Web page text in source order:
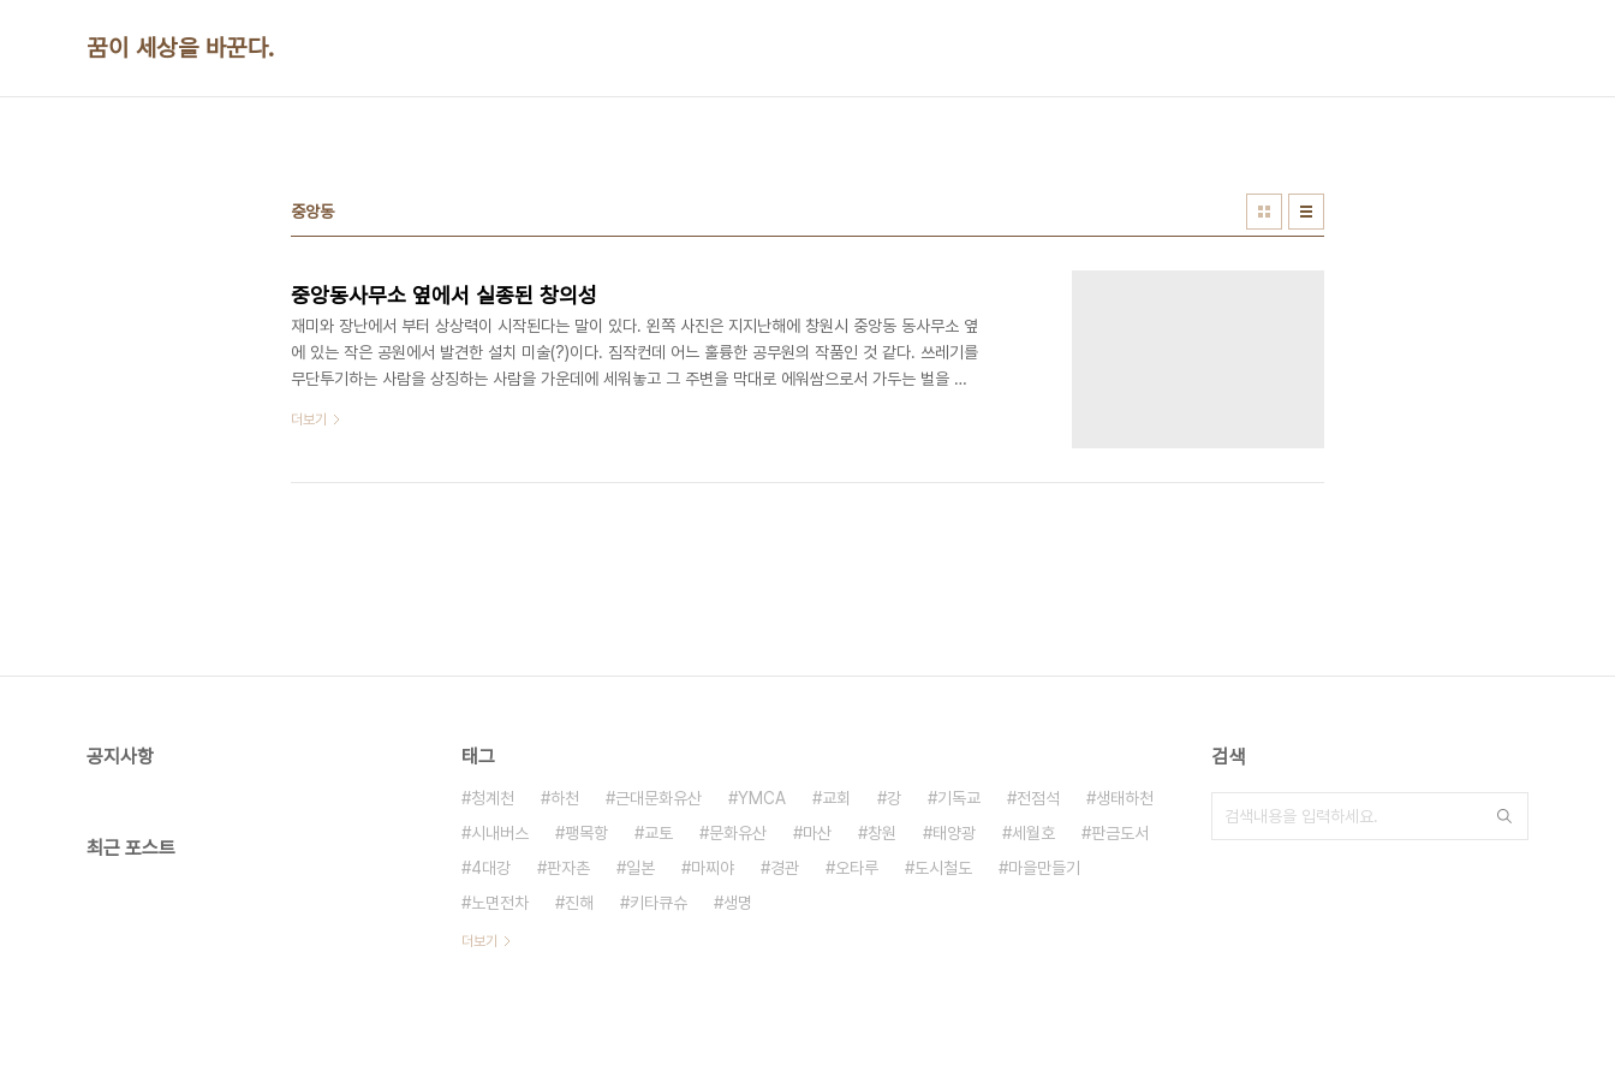
꿈이 세상을 바꾼다.
중앙동
중앙동사무소 옆에서 실종된 창의성
재미와 장난에서 부터 상상력이 시작된다는 말이 있다. 왼쪽 사진은 지지난해에 창원시 중앙동 동사무소 옆
에 있는 작은 공원에서 발견한 설치 미술(?)이다. 짐작컨데 어느 훌륭한 공무원의 작품인 것 같다. 쓰레기를
무단투기하는 사람을 상징하는 사람을 가운데에 세워놓고 그 주변을 막대로 에워쌈으로서 가두는 벌을 준
트리를 만들어 놓았다. 보는 사람마다 재미있어 하였다. 오른쪽 사진은 지난주에 들렸던 중앙동 동사무소
연 어느 것이 더 멋있는가? 어디서나 볼 수 있는 깔끔한 모습보다 이곳에서만 볼 수 있는 참신한..
더보기
공지사항
최근 포스트
태그
청계천 하천 근대문화유산 YMCA 교회 강 기독교 전점석
생태하천
시내버스
팽목항 교토 문화유산 마산 창원 태양광 세월호
판금도서
4대강
판자촌 일본 마찌야 경관 오타루 도시철도
마을만들기
노면전차
진해 키타큐슈 생명
더보기
검색